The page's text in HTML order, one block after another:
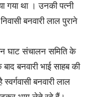
गया था । उनकी पत्नी
बनवारी लाल पुराने
घाट संचालन समिति के
बनवारी भाई साहब की
बनवारी लाल